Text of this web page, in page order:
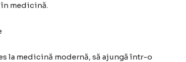
medicină.
la medicină modernă, să ajungă într-o